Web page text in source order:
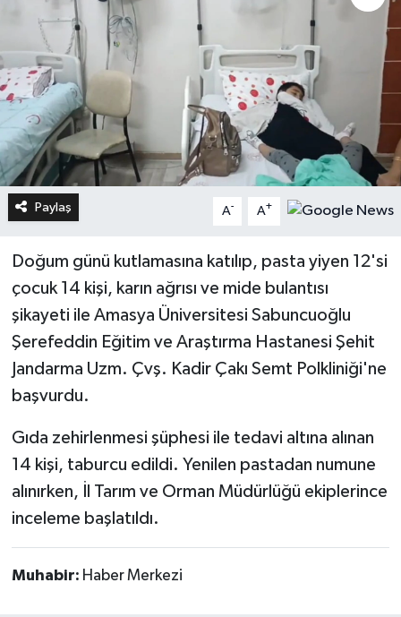
Paylaş A- A+
Doğum günü kutlamasına katılıp, pasta yiyen 12'si
çocuk 14 kişi, karın ağrısı ve mide bulantısı
şikayeti ile Amasya Üniversitesi Sabuncuoğlu
Şerefeddin Eğitim ve Araştırma Hastanesi Şehit
Jandarma Uzm. Çvş. Kadir Çakı Semt Polkliniği'ne
başvurdu.
Gıda zehirlenmesi şüphesi ile tedavi altına alınan
14 kişi, taburcu edildi. Yenilen pastadan numune
alınırken, İl Tarım ve Orman Müdürlüğü ekiplerince
inceleme başlatıldı.
Muhabir: Haber Merkezi